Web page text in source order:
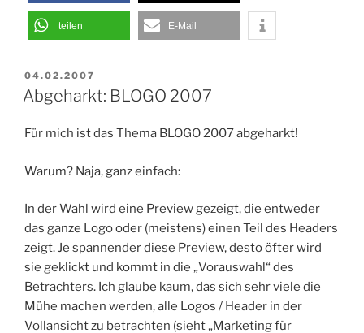
teilen E-Mail
VERÖFFENTLICHT
AM
04.02.2007
Abgeharkt: BLOGO 2007
Für mich ist das Thema BLOGO 2007 abgeharkt!
Warum? Naja, ganz einfach:
In der Wahl wird eine Preview gezeigt, die entweder
das ganze Logo oder (meistens) einen Teil des Headers
zeigt. Je spannender diese Preview, desto öfter wird
sie geklickt und kommt in die „Vorauswahl“ des
Betrachters. Ich glaube kaum, das sich sehr viele die
Mühe machen werden, alle Logos / Header in der
Vollansicht zu betrachten (sieht „Marketing für